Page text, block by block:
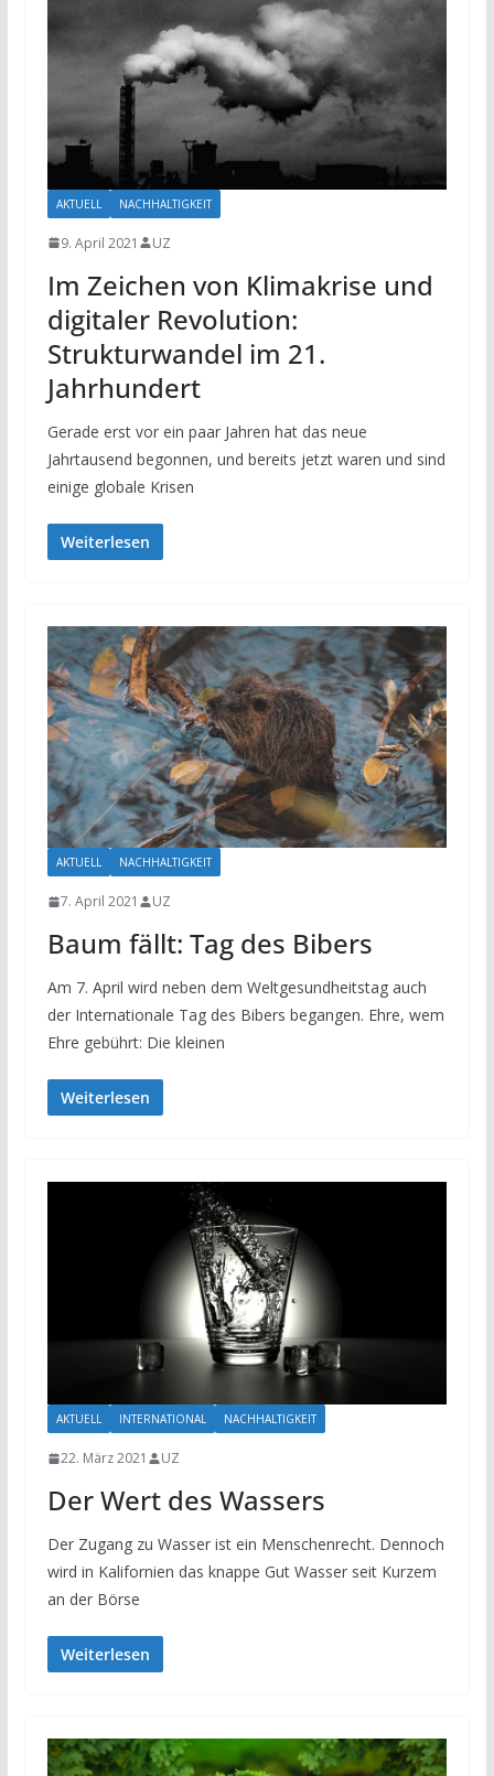
AKTUELL NACHHALTIGKEIT
9. April 2021 UZ
Im Zeichen von Klimakrise und
digitaler Revolution:
Strukturwandel im 21.
Jahrhundert
Gerade erst vor ein paar Jahren hat das neue
Jahrtausend begonnen, und bereits jetzt waren und sind
einige globale Krisen
Weiterlesen
AKTUELL NACHHALTIGKEIT
7. April 2021 UZ
Baum fällt: Tag des Bibers
Am 7. April wird neben dem Weltgesundheitstag auch
der Internationale Tag des Bibers begangen. Ehre, wem
Ehre gebührt: Die kleinen
Weiterlesen
AKTUELL INTERNATIONAL NACHHALTIGKEIT
22. März 2021 UZ
Der Wert des Wassers
Der Zugang zu Wasser ist ein Menschenrecht. Dennoch
wird in Kalifornien das knappe Gut Wasser seit Kurzem
an der Börse
Weiterlesen